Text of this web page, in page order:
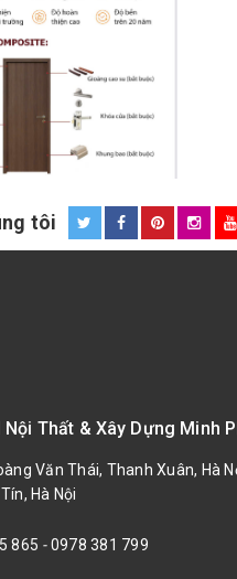
tôi
Nội Thất & Xây Dựng Minh
Văn Thái, Thanh Xuân, Hà
Hà Nội
865 -0978 381 799